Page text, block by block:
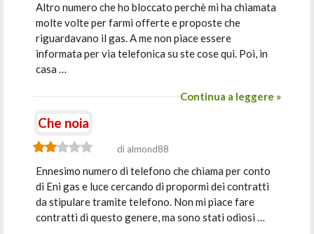
Altro numero che ho bloccato perchè mi ha chiamata
molte volte per farmi offerte e proposte che
riguardavano il gas. A me non piace essere
informata per via telefonica su ste cose qui. Poi, in
casa …
Continua a leggere »
Che noia
di almond88
Ennesimo numero di telefono che chiama per conto
di Eni gas e luce cercando di propormi dei contratti
da stipulare tramite telefono. Non mi piace fare
contratti di questo genere, ma sono stati odiosi …